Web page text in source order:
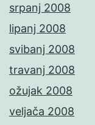
srpanj 2008
lipanj 2008
svibanj 2008
travanj 2008
ožujak 2008
veljača 2008